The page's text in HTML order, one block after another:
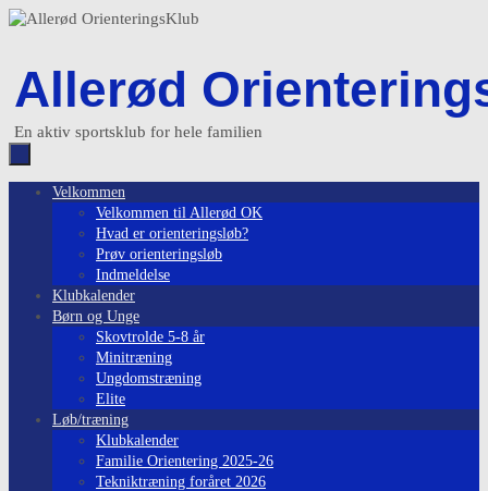
Skip
Allerød
En aktiv sportsklub for hele familien
Skip
Velkommen
Velkommen til Allerød OK
Hvad er orienteringsløb?
Prøv orienteringsløb
Indmeldelse
Klubkalender
Børn og Unge
Skovtrolde 5-8 år
Minitræning
Ungdomstræning
Elite
Løb/træning
Klubkalender
Familie Orientering 2025-26
Tekniktræning foråret 2026